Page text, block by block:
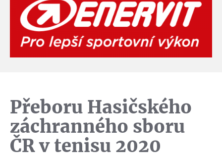
Přeboru Hasičského
záchranného sboru
ČR v tenisu 2020